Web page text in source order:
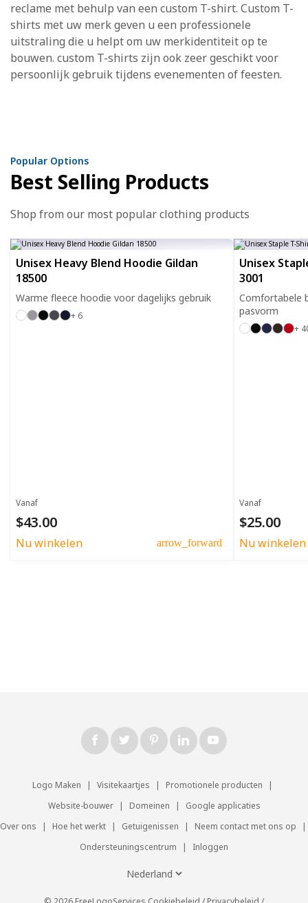
reclame met behulp van een custom T-shirt. Custom T-
shirts met uw merk geven u een professionele
uitstraling die u helpt om uw merkidentiteit op te
bouwen. custom T-shirts zijn ook zeer geschikt voor
persoonlijk gebruik tijdens evenementen of feesten.
Popular Options
Best Selling Products
Shop from our most popular clothing products
Unisex Heavy Blend Hoodie Gildan
18500
Warme fleece hoodie voor dagelijks gebruik
+ 6
Vanaf
$43.00
Nu winkelen arrow_forward
Unisex
3001
Comfortabele
pasvorm
+
Vanaf
$25.00
Nu winkelen
Logo Maken | Visitekaartjes | Promotionele producten
|
Website-bouwer
| Domeinen |
Google applicaties
Over ons
| Hoe het werkt | Getuigenissen | Neem contact met ons op
|
Ondersteuningscentrum
| Inloggen